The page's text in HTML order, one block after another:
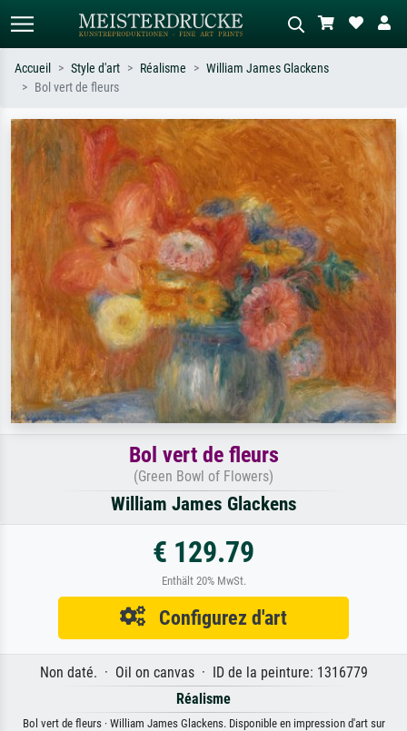
Recherchez par artiste, titre ou style –
ex. Monet, Nuit étoilée,
impressionnisme, vague de Hokusai,
nu.
Décrivez la scène – ex. prairie verte,
abstrait avec beaucoup de rouge,
tableau sombre, nu debout près d'un
arbre.
Accueil Style d'art Réalisme
William James Glackens
Bol vert de fleurs
Bol vert de fleurs
(Green Bowl of Flowers)
William James Glackens
€ 129.79
Enthält 20% MwSt.
Configurez d'art
Non daté. · Oil on canvas · ID de la peinture: 1316779
Réalisme
Bol vert de fleurs · William James Glackens. Disponible en impression d'art sur